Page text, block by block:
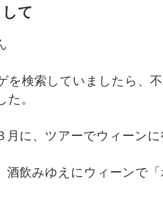
て
を検索していましたら、
。
月に、ツアーでウィーン
酒飲みゆえにウィーンで